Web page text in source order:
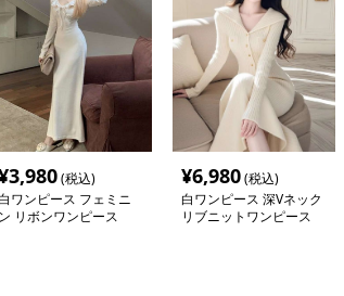
3,980(税込)
ワンピース フェミニ
ン リボンワンピース
¥6,980(税込)
白ワンピース 深Vネック
リブニットワンピース